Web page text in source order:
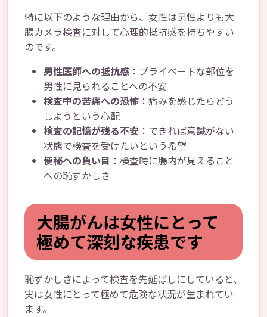
特に以下のような理由から、女性は男性よりも大
腸カメラ検査に対して心理的抵抗感を持ちやすい
のです。
男性医師への抵抗感 ：プライベートな部位を
男性に見られることへの不安
検査中の苦痛への恐怖 ：痛みを感じたらどう
しようという心配
検査の記憶が残る不安 ：できれば意識がない
状態で検査を受けたいという希望
便秘への負い目 ：検査時に腸内が見えること
への恥ずかしさ
大腸がんは女性にとって
極めて深刻な疾患です
恥ずかしさによって検査を先延ばしにしていると、
実は女性にとって極めて危険な状況が生まれてい
ます。